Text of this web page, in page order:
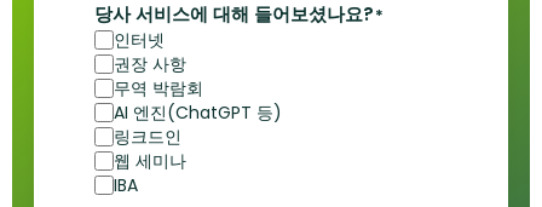
당사 서비스에 대해 들어보셨나요?*
인터넷
권장 사항
무역 박람회
AI 엔진(ChatGPT 등)
링크드인
웹 세미나
IBA